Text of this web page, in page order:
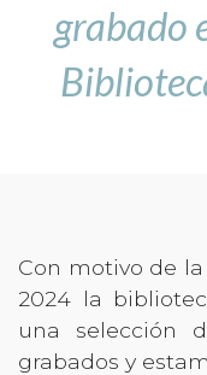
grabado
Con motivo de
2024 la
una selección
grabados y